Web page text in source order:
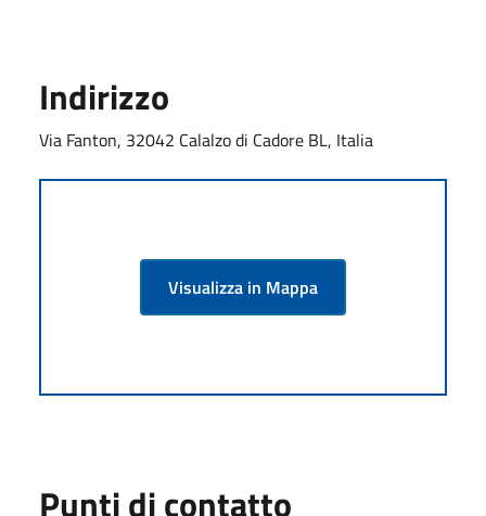
Indirizzo
Via Fanton, 32042 Calalzo di Cadore BL, Italia
Visualizza in Mappa
Punti di contatto